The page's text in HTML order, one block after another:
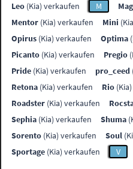
Leo (Kia) verkaufen M
Mentor (Kia) verkaufen Mini
Opirus (Kia) verkaufen Optima
Picanto (Kia) verkaufen Pregio
Pride (Kia) verkaufen pro_ceed
Retona (Kia) verkaufen Rio
Roadster (Kia) verkaufen
Sephia (Kia) verkaufen Shuma
Sorento (Kia) verkaufen Soul
Sportage (Kia) verkaufen V